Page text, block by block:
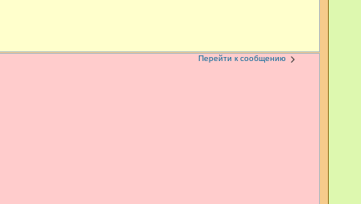
Перейти к сообщению